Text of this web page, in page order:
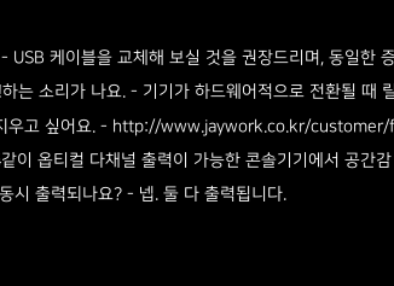
- USB 케이블을 교체해 보실 것을 권장드리며, 동일한
는 소리가 나요. - 기기가 하드웨어적으로 전환될 때
고 싶어요. - http://www.jaywork.co.kr/customer/
이 옵티컬 다채널 출력이 가능한 콘솔기기에서 공간
시 출력되나요? - 넵. 둘 다 출력됩니다.